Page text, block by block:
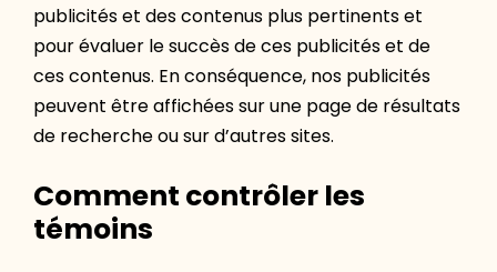
publicités et des contenus plus pertinents et
pour évaluer le succès de ces publicités et de
ces contenus. En conséquence, nos publicités
peuvent être affichées sur une page de résultats
de recherche ou sur d’autres sites.
Comment contrôler les
témoins